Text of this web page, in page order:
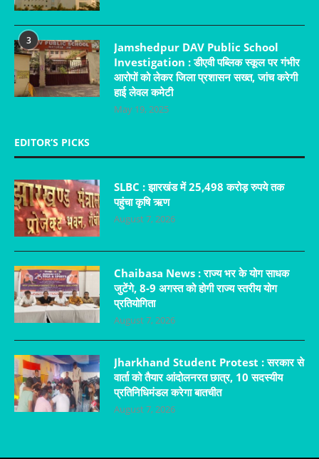
3
Jamshedpur DAV Public School
Investigation : डीएवी पब्लिक स्कूल पर गंभीर
आरोपों को लेकर जिला प्रशासन सख्त, जांच करेगी
हाई लेवल कमेटी
May 19, 2025
EDITOR’S PICKS
SLBC : झारखंड में 25,498 करोड़ रुपये तक
पहुंचा कृषि ऋण
August 7, 2026
Chaibasa News : राज्य भर के योग साधक
जुटेंगे, 8-9 अगस्त को होगी राज्य स्तरीय योग
प्रतियोगिता
August 7, 2026
Jharkhand Student Protest : सरकार से
वार्ता को तैयार आंदोलनरत छात्र, 10 सदस्यीय
प्रतिनिधिमंडल करेगा बातचीत
August 7, 2026